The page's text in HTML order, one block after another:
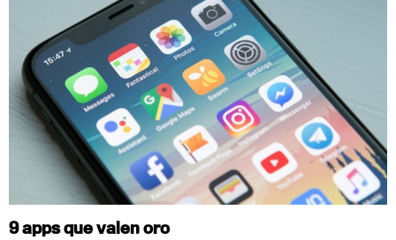
9 apps que valen oro